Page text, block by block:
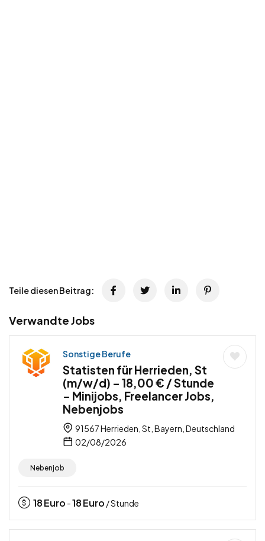
Teile diesen Beitrag:
Verwandte Jobs
Sonstige Berufe
Statisten für Herrieden, St
(m/w/d) – 18,00 € / Stunde
– Minijobs, Freelancer Jobs,
Nebenjobs
91567 Herrieden, St, Bayern, Deutschland
02/08/2026
Nebenjob
18Euro -18Euro / Stunde